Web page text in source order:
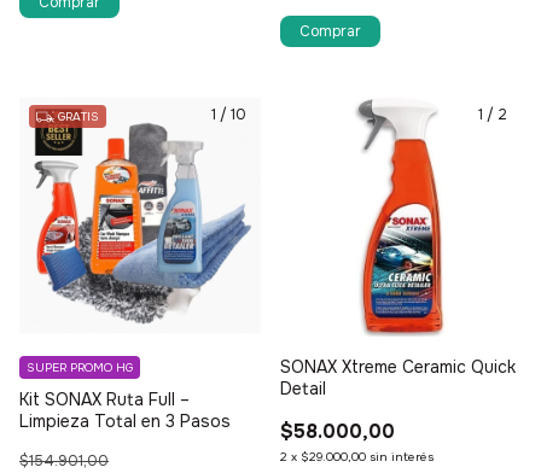
1 / 10
GRATIS
Kit SONAX Ruta Full –
Limpieza Total en 3 Pasos
$154.901,00
SUPER PROMO HG
1 / 2
SONAX Xtreme Ceramic Quick
Detail
$58.000,00
2 x $29.000,00 sin interés